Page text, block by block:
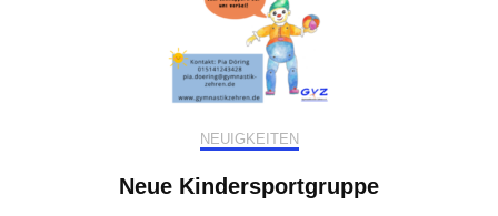
NEUIGKEITEN
Neue Kindersportgruppe